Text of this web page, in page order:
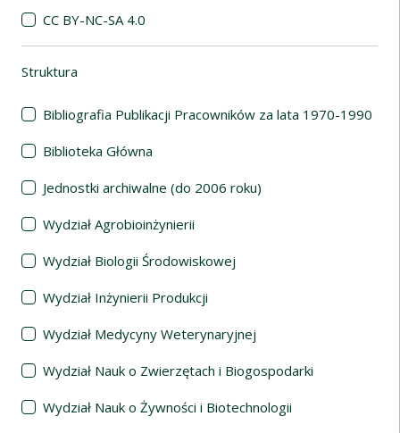
CC BY-NC-SA 4.0
Struktura
Bibliografia Publikacji Pracowników za lata 1970-1990
Biblioteka Główna
Jednostki archiwalne (do 2006 roku)
Wydział Agrobioinżynierii
Wydział Biologii Środowiskowej
Wydział Inżynierii Produkcji
Wydział Medycyny Weterynaryjnej
Wydział Nauk o Zwierzętach i Biogospodarki
Wydział Nauk o Żywności i Biotechnologii